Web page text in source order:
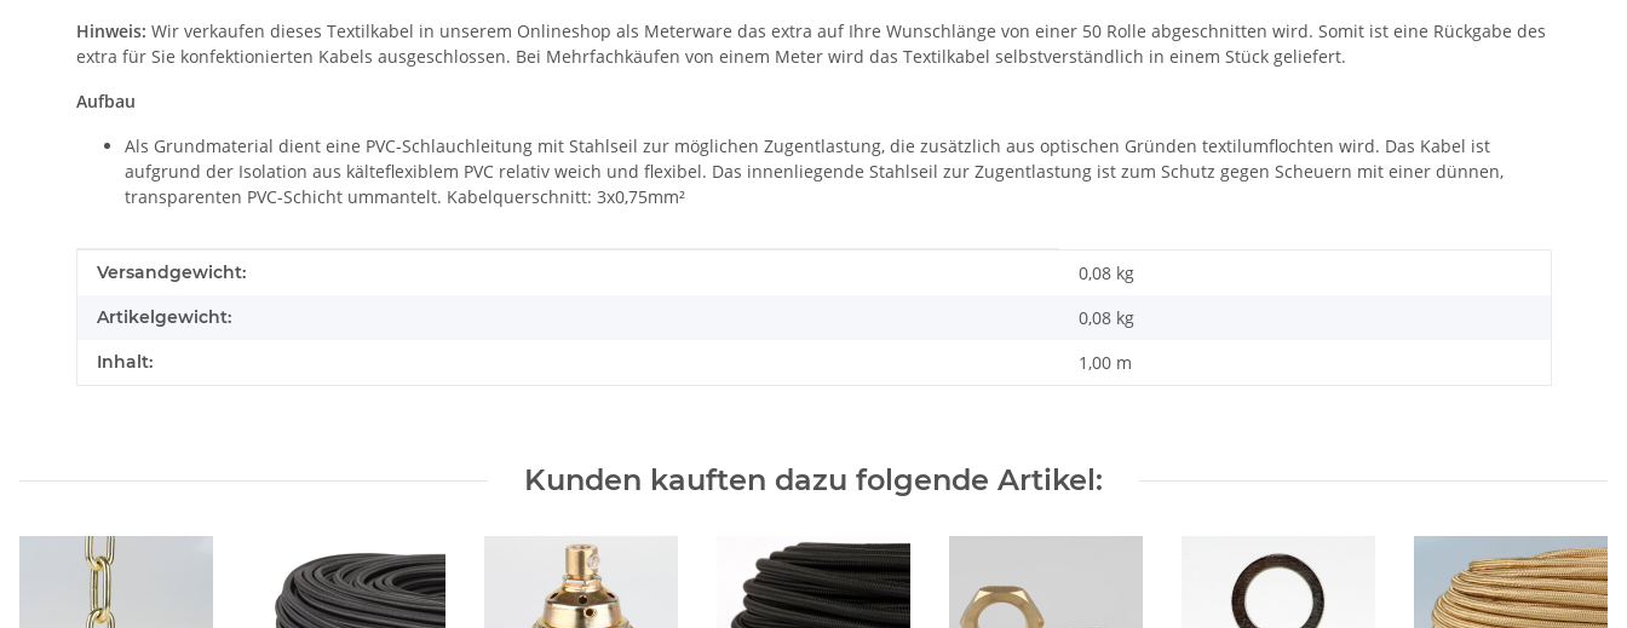
Hinweis: Wir verkaufen dieses Textilkabel in unserem Onlineshop als Meterware das extra auf Ihre Wunschlänge von einer 50 Rolle abgeschnitten wird. Somit ist eine Rückgabe des
extra für Sie konfektionierten Kabels ausgeschlossen. Bei Mehrfachkäufen von einem Meter wird das Textilkabel selbstverständlich in einem Stück geliefert.
Aufbau
Als Grundmaterial dient eine PVC-Schlauchleitung mit Stahlseil zur möglichen Zugentlastung, die zusätzlich aus optischen Gründen textilumflochten wird. Das Kabel ist
aufgrund der Isolation aus kälteflexiblem PVC relativ weich und flexibel. Das innenliegende Stahlseil zur Zugentlastung ist zum Schutz gegen Scheuern mit einer dünnen,
transparenten PVC-Schicht ummantelt. Kabelquerschnitt: 3x0,75mm²
Produkteigenschaft
Wert
Versandgewicht: 0,08 kg
Artikelgewicht: 0,08 kg
Inhalt: 1,00 m
Kunden kauften dazu folgende Artikel: